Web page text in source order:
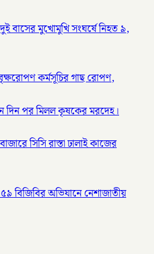
বাসের মুখোমুখি সংঘর্ষে নিহত ৯,
কর্মসূচির গাছ রোপণ,
দিন পর মিলল কৃষকের মরদেহ।
সিসি রাস্তা ঢালাই কাজের
৫৯ বিজিবির অভিযানে নেশাজাতীয়